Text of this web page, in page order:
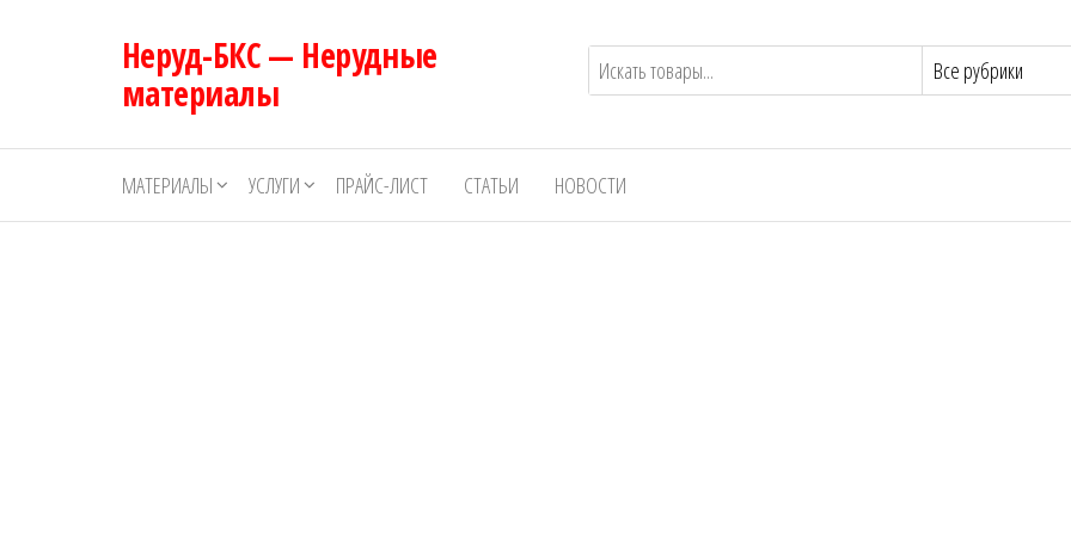
Неруд-БКС — Нерудные
материалы
МАТЕРИАЛЫ УСЛУГИ ПРАЙС-ЛИСТ СТАТЬИ НОВОСТИ